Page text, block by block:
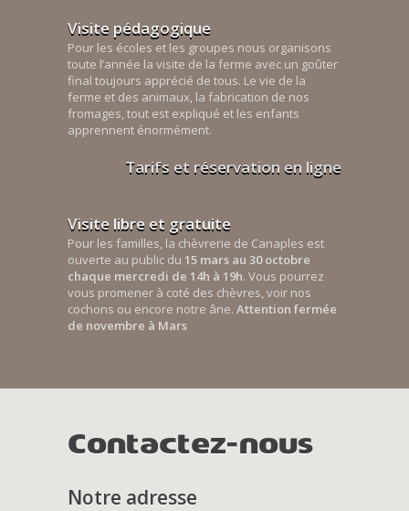
Visite pédagogique
Pour les écoles et les groupes nous organisons
toute l’année la visite de la ferme avec un goûter
final toujours apprécié de tous. Le vie de la
ferme et des animaux, la fabrication de nos
fromages, tout est expliqué et les enfants
apprennent énormément.
Tarifs et réservation en ligne
Visite libre et gratuite
Pour les familles, la chèvrerie de Canaples est
ouverte au public du 15 mars au 30 octobre
chaque mercredi de 14h à 19h. Vous pourrez
vous promener à coté des chèvres, voir nos
cochons ou encore notre âne. Attention fermée
de novembre à Mars
Contactez-nous
Notre adresse